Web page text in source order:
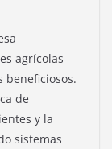
agrícolas
beneficiosos.
de
y la
sistemas